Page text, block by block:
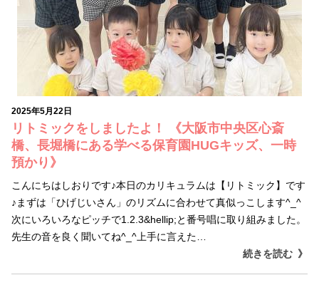
2025年5月22日
リトミックをしましたよ！ 《大阪市中央区心斎
橋、長堀橋にある学べる保育園HUGキッズ、一時
預かり》
こんにちはしおりです♪本日のカリキュラムは【リトミック】です
♪まずは「ひげじいさん」のリズムに合わせて真似っこします^_^
次にいろいろなピッチで1.2.3&hellip;と番号唱に取り組みました。
先生の音を良く聞いてね^_^上手に言えた…
続きを読む